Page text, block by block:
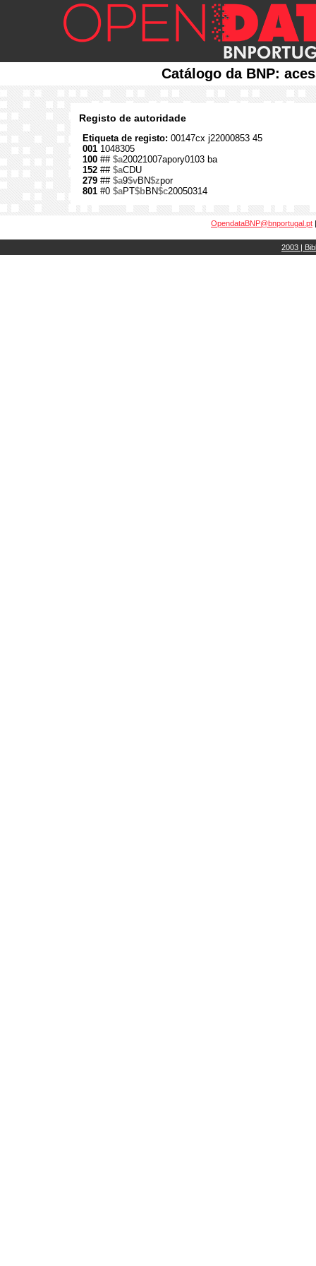
Catálogo da BNP:
Registo de autoridade
Etiqueta de registo: 00147cx j22000853 45
001 1048305
100 ## $a20021007apory0103 ba
152 ## $aCDU
279 ## $a9$vBN$zpor
801 #0 $aPT$bBN$c20050314
OpendataBNP@bnportugal.pt
2003 |